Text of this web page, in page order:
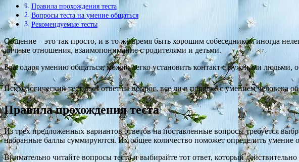
Правила прохождения теста
Вопросы теста на умение общаться
Рекомендуемые тесты
Общение – это так просто, и в то же время быть хорошим собеседником иногда
личные отношения, взаимопонимание с родителями и детьми.
Благодаря умению общаться, можно легко установить контакт с нужными
Психологический тест даст ответ на вопрос, все ли в порядке с умением человека
Правила прохождения теста
Из трех предложенных вариантов ответов на поставленные вопросы требуется
набранные баллы суммируются. Их общее количество поможет определить умение
Внимательно читайте вопросы теста и выбирайте тот ответ, который